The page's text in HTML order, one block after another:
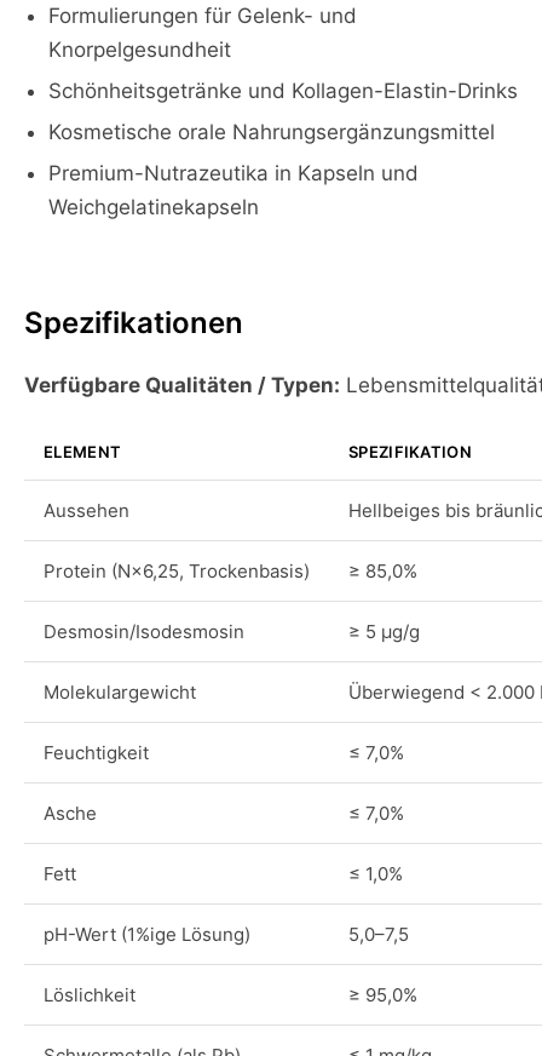
Formulierungen für Gelenk- und
Knorpelgesundheit
Schönheitsgetränke und Kollagen-Elastin-Drinks
Kosmetische orale Nahrungsergänzungsmittel
Premium-Nutrazeutika in Kapseln und
Weichgelatinekapseln
Spezifikationen
Verfügbare Qualitäten / Typen:
ELEMENT SPEZIFIKATION
Aussehen Hellbeiges bis
Protein (N×6,25, Trockenbasis) ≥ 85,0%
Desmosin/Isodesmosin ≥ 5 µg/g
Molekulargewicht Überwiegend < 2.000
Feuchtigkeit ≤ 7,0%
Asche ≤ 7,0%
Fett ≤ 1,0%
pH-Wert (1%ige Lösung) 5,0–7,5
Löslichkeit ≥ 95,0%